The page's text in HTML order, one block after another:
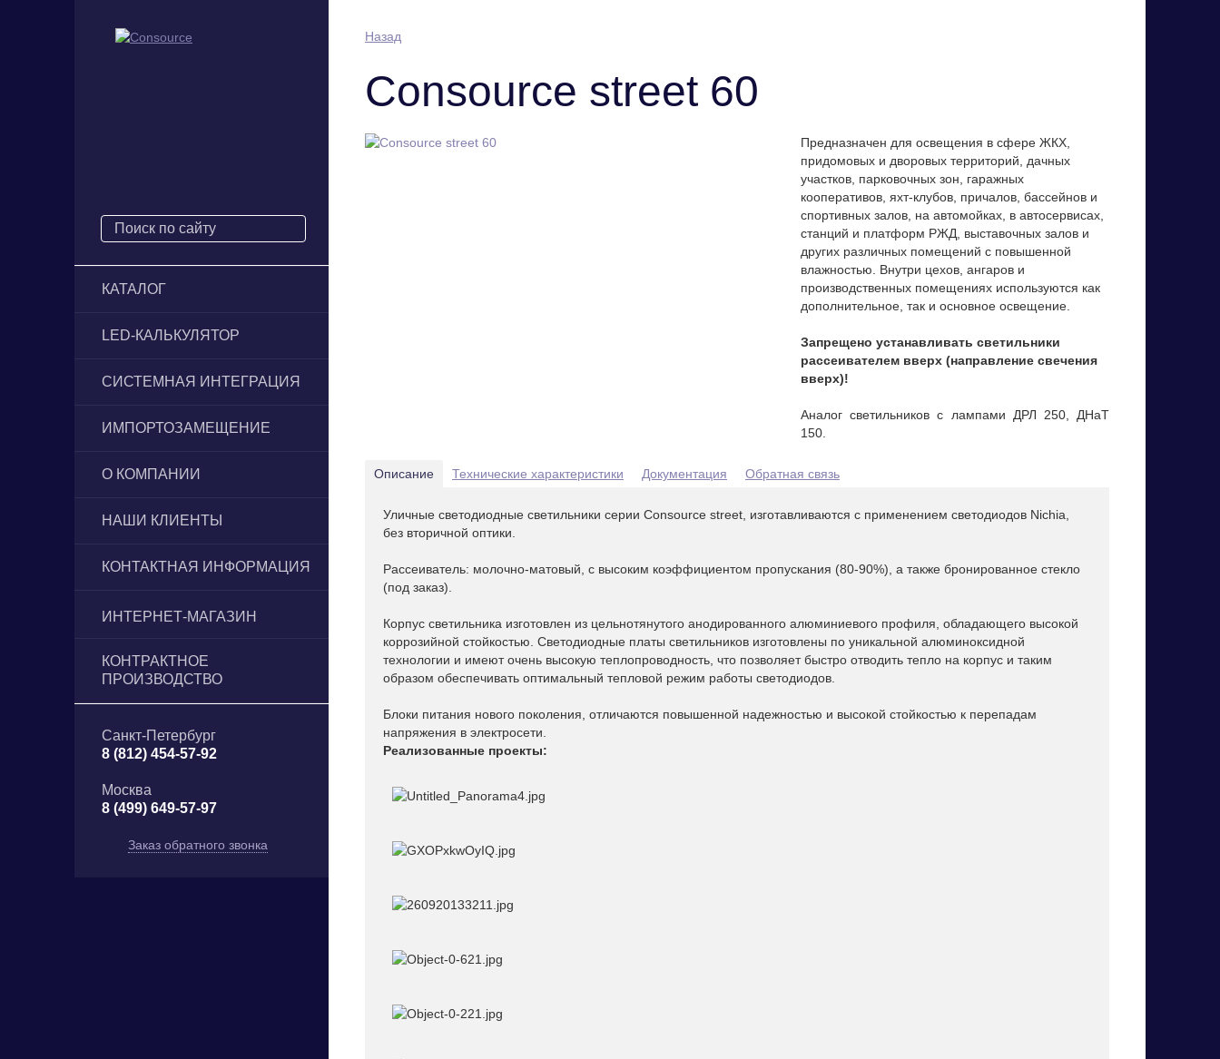
КАТАЛОГ
LED-КАЛЬКУЛЯТОР
СИСТЕМНАЯ ИНТЕГРАЦИЯ
ИМПОРТОЗАМЕЩЕНИЕ
О КОМПАНИИ
НАШИ КЛИЕНТЫ
КОНТАКТНАЯ ИНФОРМАЦИЯ
ИНТЕРНЕТ-МАГАЗИН
КОНТРАКТНОЕ
ПРОИЗВОДСТВО
Санкт-Петербург
8 (812) 454-57-92
Москва
8 (499) 649-57-97
Заказ обратного звонка
Назад
Consource street 60
Предназначен для освещения в сфере ЖКХ,
придомовых и дворовых территорий, дачных
участков, парковочных зон, гаражных
кооперативов, яхт-клубов, причалов, бассейнов и
спортивных залов, на автомойках, в автосервисах,
станций и платформ РЖД, выставочных залов и
других различных помещений с повышенной
влажностью. Внутри цехов, ангаров и
производственных помещениях используются как
дополнительное, так и основное освещение.
Запрещено устанавливать светильники
рассеивателем вверх (направление свечения
вверх)!
Аналог светильников с лампами ДРЛ 250, ДНаТ
150.
Описание Технические характеристики Документация Обратная связь
Уличные светодиодные светильники серии Consource street, изготавливаются с применением светодиодов Nichia,
без вторичной оптики.
Рассеиватель: молочно-матовый, с высоким коэффициентом пропускания (80-90%), а также бронированное стекло
(под заказ).
Корпус светильника изготовлен из цельнотянутого анодированного алюминиевого профиля, обладающего высокой
коррозийной стойкостью. Светодиодные платы светильников изготовлены по уникальной алюминоксидной
технологии и имеют очень высокую теплопроводность, что позволяет быстро отводить тепло на корпус и таким
образом обеспечивать оптимальный тепловой режим работы светодиодов.
Блоки питания нового поколения, отличаются повышенной надежностью и высокой стойкостью к перепадам
напряжения в электросети.
Реализованные проекты: